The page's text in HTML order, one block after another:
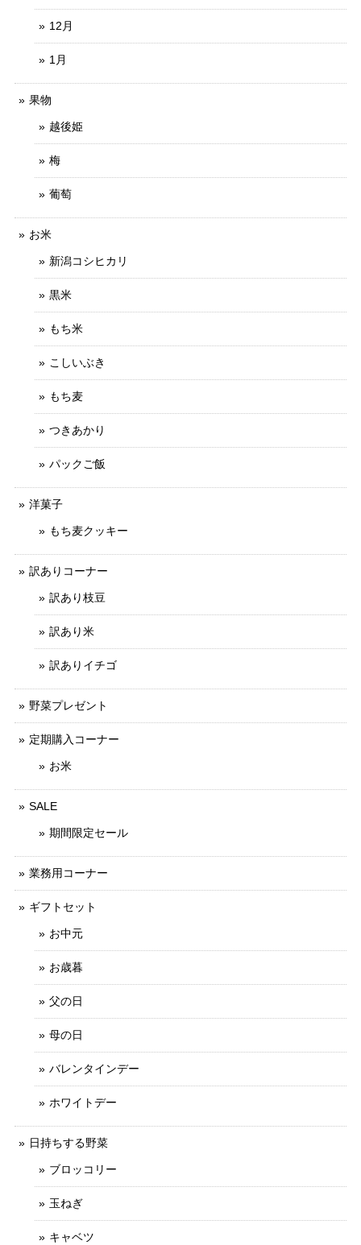
12月
1月
果物
越後姫
梅
葡萄
お米
新潟コシヒカリ
黒米
もち米
こしいぶき
もち麦
つきあかり
パックご飯
洋菓子
もち麦クッキー
訳ありコーナー
訳あり枝豆
訳あり米
訳ありイチゴ
野菜プレゼント
定期購入コーナー
お米
SALE
期間限定セール
業務用コーナー
ギフトセット
お中元
お歳暮
父の日
母の日
バレンタインデー
ホワイトデー
日持ちする野菜
ブロッコリー
玉ねぎ
キャベツ